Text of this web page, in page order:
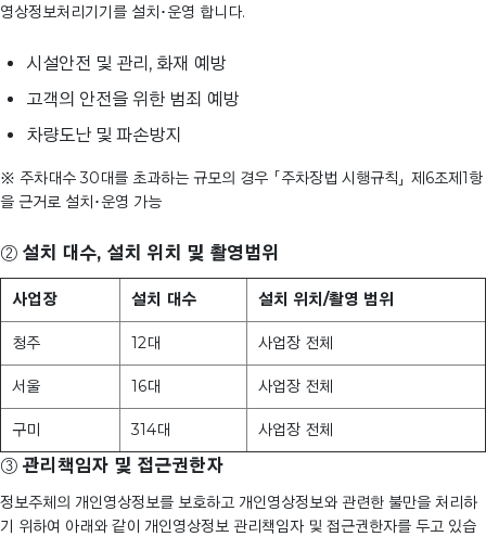
영상정보처리기기를 설치･운영 합니다.
시설안전 및 관리, 화재 예방
고객의 안전을 위한 범죄 예방
차량도난 및 파손방지
※ 주차대수 30대를 초과하는 규모의 경우 「주차장법 시행규칙」 제6조제1항
을 근거로 설치･운영 가능
② 설치 대수, 설치 위치 및 촬영범위
사업장 설치 대수 설치 위치/촬영 범위
청주 12대 사업장 전체
서울 16대 사업장 전체
구미 314대 사업장 전체
③ 관리책임자 및 접근권한자
정보주체의 개인영상정보를 보호하고 개인영상정보와 관련한 불만을 처리하
기 위하여 아래와 같이 개인영상정보 관리책임자 및 접근권한자를 두고 있습